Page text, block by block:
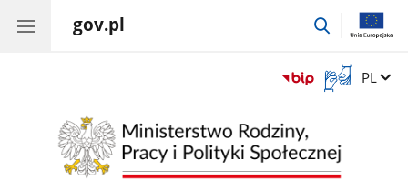
gov.pl
przejdź
Otwórz
okno
języka
migowego
Zmień
PL